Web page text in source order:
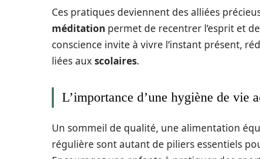
Ces pratiques deviennent des alliées
méditation permet de recentrer l’esprit et
conscience invite à vivre l’instant présent,
liées auxscolaires.
L’importance d’une hygiène de vie
Un sommeil de qualité, une alimentation
régulière sont autant de piliers essentiels